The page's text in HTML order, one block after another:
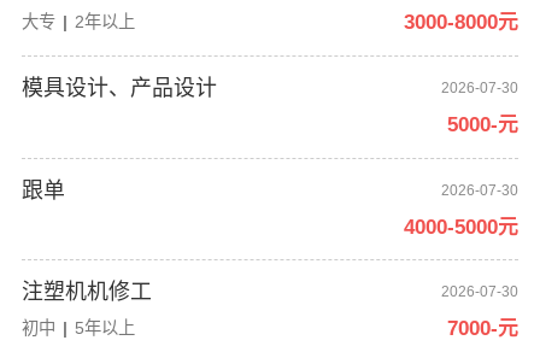
大专 | 2年以上 3000-8000元
模具设计、产品设计 2026-07-30
5000-元
跟单 2026-07-30
4000-5000元
注塑机机修工 2026-07-30
初中 | 5年以上 7000-元